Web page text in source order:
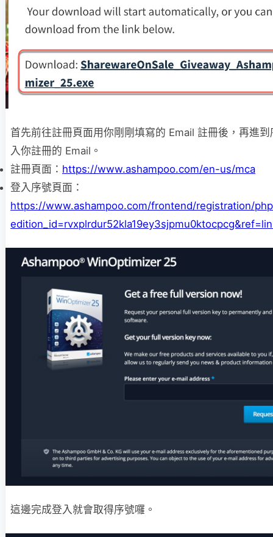
首先前往註冊頁面用你剛剛填寫的 Email 註冊後，再進
入你註冊的 Email。
註冊頁面： https://www.ashampoo.com/en-us/mca
登入序號頁面：
https://www.ashampoo.com/frontend/registration/
這邊完成登入就會取得序號囉。